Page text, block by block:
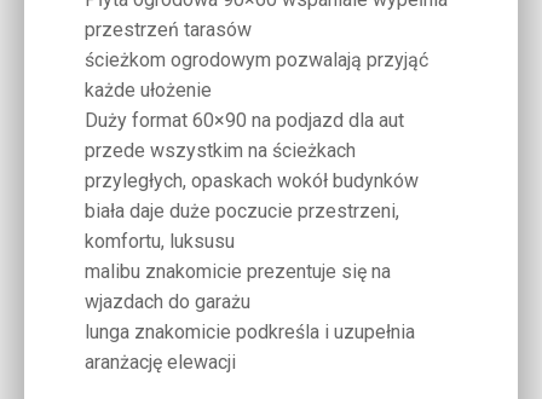
przestrzeń tarasów
ścieżkom ogrodowym pozwalają przyjąć
każde ułożenie
Duży format 60×90 na podjazd dla aut
przede wszystkim na ścieżkach
przyległych, opaskach wokół budynków
biała daje duże poczucie przestrzeni,
komfortu, luksusu
malibu znakomicie prezentuje się na
wjazdach do garażu
lunga znakomicie podkreśla i uzupełnia
aranżację elewacji